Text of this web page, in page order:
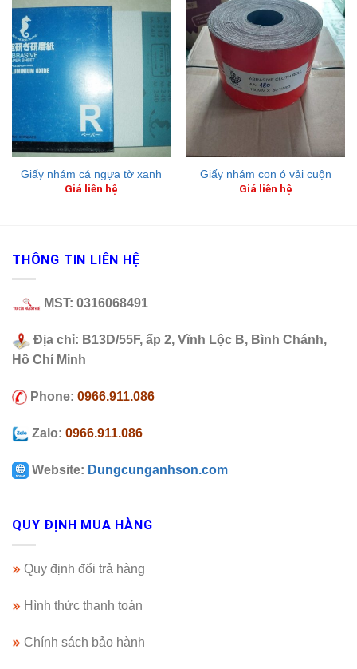
Giấy nhám cá ngựa tờ xanh
Giá liên hệ
Giấy nhám con ó vải cuộn
Giá liên hệ
THÔNG TIN LIÊN HỆ
MST: 0316068491
Địa chỉ: B13D/55F, ấp 2, Vĩnh Lộc B, Bình Chánh,
Hồ Chí Minh
Phone: 0966.911.086
Zalo: 0966.911.086
Website: Dungcunganhson.com
QUY ĐỊNH MUA HÀNG
Quy định đổi trả hàng
Hình thức thanh toán
Chính sách bảo hành